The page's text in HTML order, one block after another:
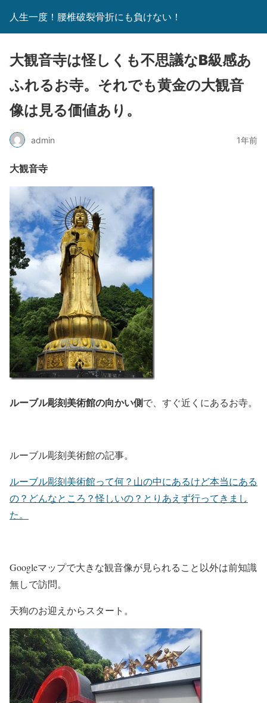
人生一度！腰椎破裂骨折にも負けない！
大観音寺は怪しくも不思議なB級感あ
ふれるお寺。それでも黄金の大観音
像は見る価値あり。
admin 1年前
大観音寺
ルーブル彫刻美術館の向かい側で、すぐ近くにあるお寺。
ルーブル彫刻美術館の記事。
ルーブル彫刻美術館って何？山の中にあるけど本当にある
の？どんなところ？怪しいの？とりあえず行ってきまし
た。
Googleマップで大きな観音像が見られること以外は前知識
無しで訪問。
天狗のお迎えからスタート。